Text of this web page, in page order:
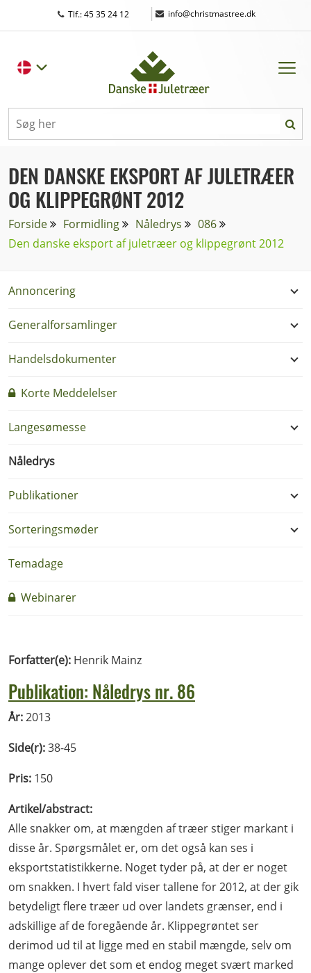
Tlf.: 45 35 24 12 | info@christmastree.dk
DEN DANSKE EKSPORT AF JULETRÆER
OG KLIPPEGRØNT 2012
Forside Formidling Nåledrys
086
Den danske eksport af juletræer og klippegrønt 2012
Annoncering
Generalforsamlinger
Handelsdokumenter
Korte Meddelelser
Langesømesse
Nåledrys
Publikationer
Sorteringsmøder
Temadage
Webinarer
Forfatter(e): Henrik Mainz
Publikation: Nåledrys nr. 86
År:2013
Side(r):38-45
Pris: 150
Artikel/abstract:
Alle snakker om, at mængden af træer stiger markant i
disse år. Spørgsmålet er, om det også kan ses i
eksportstatistikkerne. Noget tyder på, at der er noget
om snakken. I hvert fald viser tallene for 2012, at der gik
betydeligt flere træer ud over landets grænser, end i
adskillige af de foregående år. Klippegrøntet ser
derimod ud til at ligge med en stabil mængde, selv om
mange oplever det som et endog meget svært marked